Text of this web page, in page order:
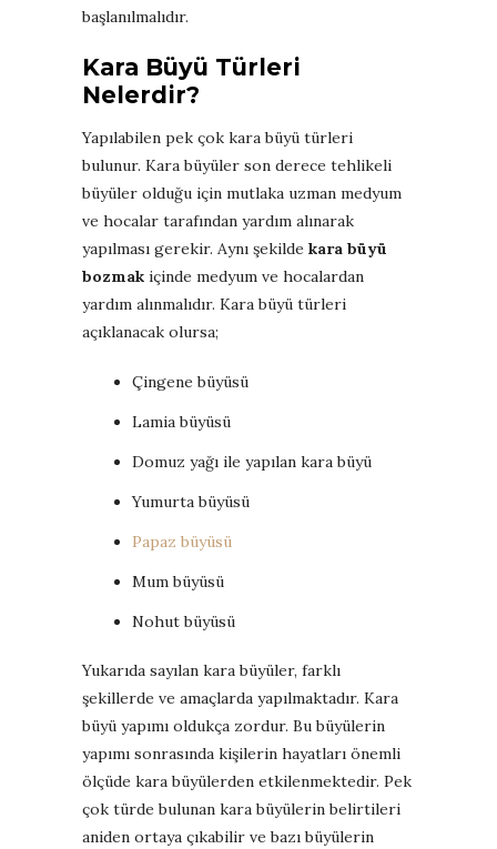
başlanılmalıdır.
Kara Büyü Türleri
Nelerdir?
Yapılabilen pek çok kara büyü türleri
bulunur. Kara büyüler son derece tehlikeli
büyüler olduğu için mutlaka uzman medyum
ve hocalar tarafından yardım alınarak
yapılması gerekir. Aynı şekilde kara büyü
bozmak içinde medyum ve hocalardan
yardım alınmalıdır. Kara büyü türleri
açıklanacak olursa;
Çingene büyüsü
Lamia büyüsü
Domuz yağı ile yapılan kara büyü
Yumurta büyüsü
Papaz büyüsü
Mum büyüsü
Nohut büyüsü
Yukarıda sayılan kara büyüler, farklı
şekillerde ve amaçlarda yapılmaktadır. Kara
büyü yapımı oldukça zordur. Bu büyülerin
yapımı sonrasında kişilerin hayatları önemli
ölçüde kara büyülerden etkilenmektedir. Pek
çok türde bulunan kara büyülerin belirtileri
aniden ortaya çıkabilir ve bazı büyülerin